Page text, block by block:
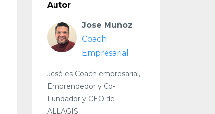
Autor
Jose Muñoz
Coach
Empresarial
José es Coach empresarial,
Emprendedor y Co-
Fundador y CEO de
ALLAGIS.